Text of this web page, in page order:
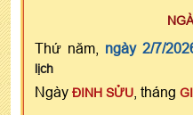
Thứ năm, ngày 2/7/
lịch
Ngày ĐINH SỬU , tháng